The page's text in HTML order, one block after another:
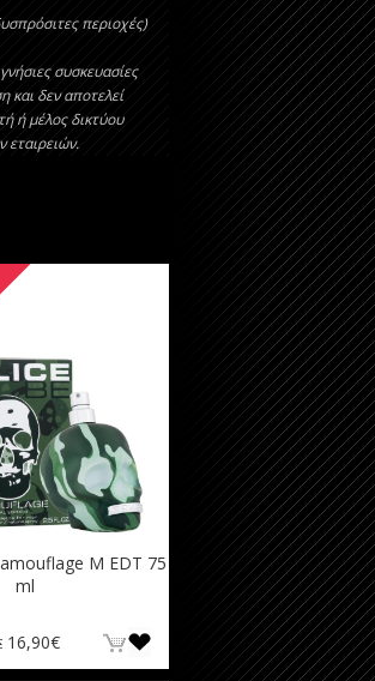
περιοχές)
συσκευασίες
και δεν αποτελεί
ή μέλος δικτύου
εταιρειών.
M EDT 75
ml
16,90€